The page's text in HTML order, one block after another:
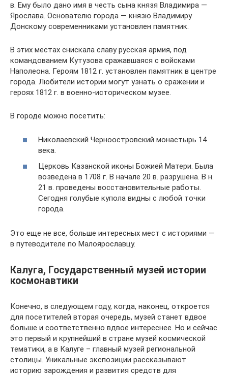
в. Ему было дано имя в честь сына князя Владимира —
Ярослава. Основателю города — князю Владимиру
Донскому современниками установлен памятник.
В этих местах снискала славу русская армия, под
командованием Кутузова сражавшаяся с войсками
Наполеона. Героям 1812 г. установлен памятник в центре
города. Любители истории могут узнать о сражении и
героях 1812 г. в военно-историческом музее.
В городе можно посетить:
Николаевский Черноостровский монастырь 14
века.
Церковь Казанской иконы Божией Матери. Была
возведена в 1708 г. В начале 20 в. разрушена. В н.
21 в. проведены восстановительные работы.
Сегодня голубые купола видны с любой точки
города.
Это еще не все, больше интересных мест с историями —
в путеводителе по Малоярославцу.
Калуга, Государственный музей истории
космонавтики
Конечно, в следующем году, когда, наконец, откроется
для посетителей вторая очередь, музей станет вдвое
больше и соответственно вдвое интереснее. Но и сейчас
это первый и крупнейший в стране музей космической
тематики, а в Калуге – главный музей региональной
столицы. Уникальные экспозиции рассказывают
историю зарождения и развития средств для